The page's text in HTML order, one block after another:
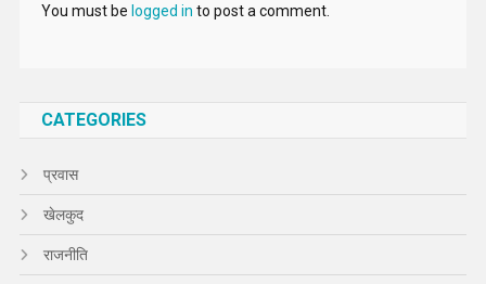
You must be logged in to post a comment.
CATEGORIES
प्रवास
खेलकुद
राजनीति